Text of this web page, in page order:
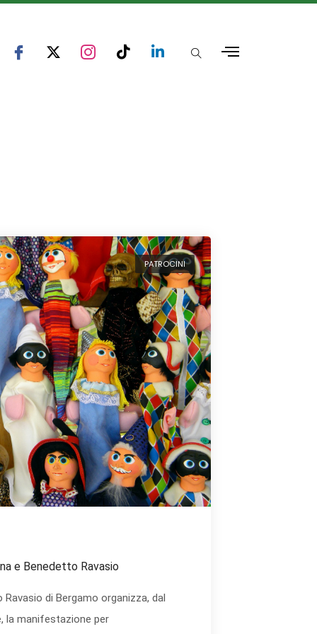
PATROCINI
e Benedetto Ravasio
di Bergamo organizza, dal
la manifestazione per